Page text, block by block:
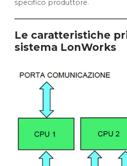
specifico produttore.
Le caratteristiche
sistema LonWorks